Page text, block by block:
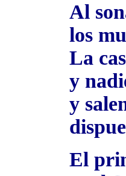
Al
los
La
y
y
El